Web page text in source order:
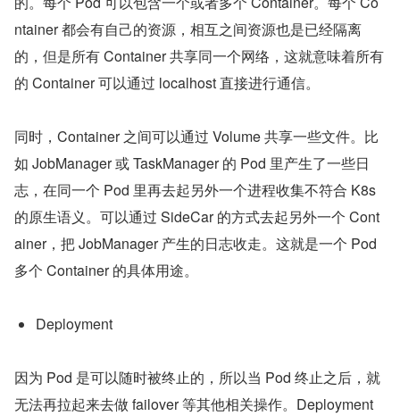
ntainer 都会有自己的资源，相互之间资源也是已经隔离
的，但是所有 Container 共享同一个网络，这就意味着所有
的 Container 可以通过 localhost 直接进行通信。
同时，Container 之间可以通过 Volume 共享一些文件。比
如 JobManager 或 TaskManager 的 Pod 里产生了一些日
志，在同一个 Pod 里再去起另外一个进程收集不符合 K8s
的原生语义。可以通过 SideCar 的方式去起另外一个 Cont
ainer，把 JobManager 产生的日志收走。这就是一个 Pod
多个 Container 的具体用途。
Deployment
因为 Pod 是可以随时被终止的，所以当 Pod 终止之后，就
无法再拉起来去做 failover 等其他相关操作。Deployment